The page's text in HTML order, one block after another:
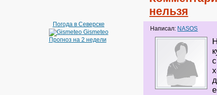
Погода в Северске
Gismeteo
Прогноз на 2 недели
нельзя
Написал: NASOS